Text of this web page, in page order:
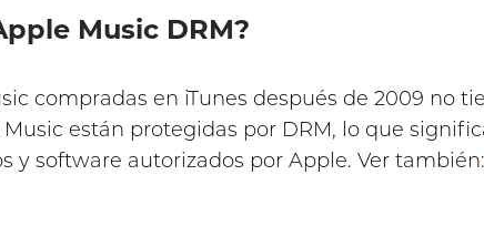
Music DRM?
compradas en iTunes después de 2009 no
están protegidas por DRM, lo que
y software autorizados por Apple. Ver también: